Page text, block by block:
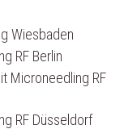
Wiesbaden
RF Berlin
Microneedling RF
RF Düsseldorf